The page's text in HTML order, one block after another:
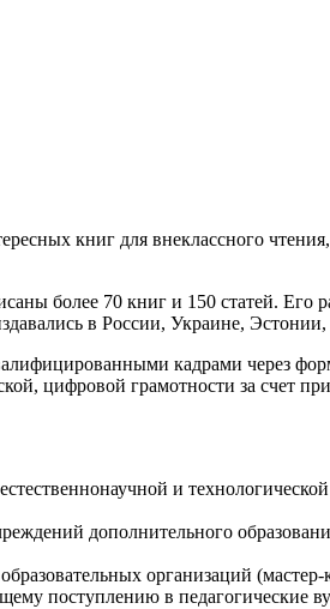
книг для внеклассного
более 70 книг и 150 статей. Его
в России, Украине,
кадрами через
цифровой грамотности за счет
и
дополнительного
организаций
поступлению в педагогические